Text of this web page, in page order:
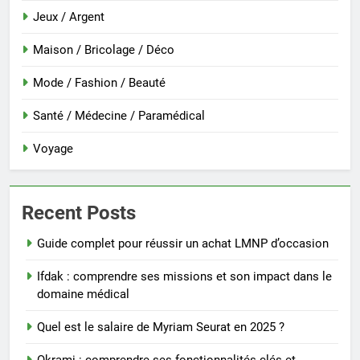
Jeux / Argent
Maison / Bricolage / Déco
Mode / Fashion / Beauté
Santé / Médecine / Paramédical
Voyage
Recent Posts
Guide complet pour réussir un achat LMNP d’occasion
Ifdak : comprendre ses missions et son impact dans le
domaine médical
Quel est le salaire de Myriam Seurat en 2025 ?